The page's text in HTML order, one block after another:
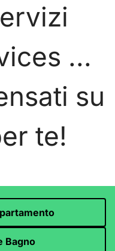
...
su
te!
Bagno